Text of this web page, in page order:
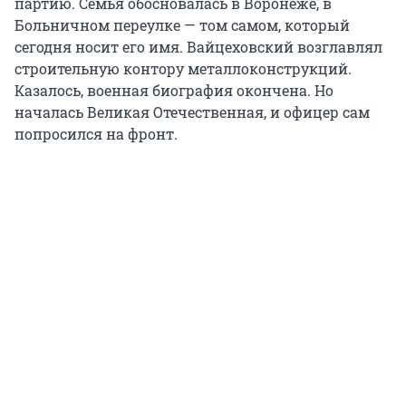
Больничном переулке — том самом, который
сегодня носит его имя. Вайцеховский возглавлял
строительную контору металлоконструкций.
Казалось, военная биография окончена. Но
началась Великая Отечественная, и офицер сам
попросился на фронт.